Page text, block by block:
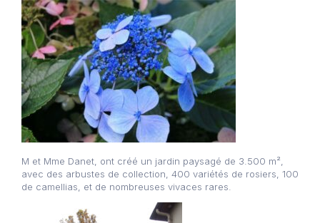
M et Mme Danet, ont créé un jardin paysagé de 3.500 m²,
avec des arbustes de collection, 400 variétés de rosiers, 100
de camellias, et de nombreuses vivaces rares.